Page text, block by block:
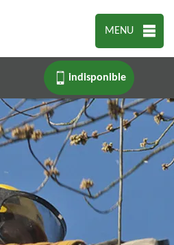
MENU
indisponible